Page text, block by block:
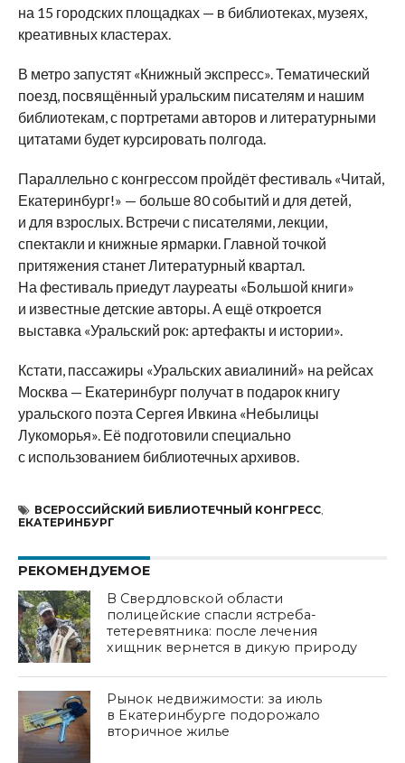
на 15 городских площадках — в библиотеках, музеях,
креативных кластерах.
В метро запустят «Книжный экспресс». Тематический
поезд, посвящённый уральским писателям и нашим
библиотекам, с портретами авторов и литературными
цитатами будет курсировать полгода.
Параллельно с конгрессом пройдёт фестиваль «Читай,
Екатеринбург!» — больше 80 событий и для детей,
и для взрослых. Встречи с писателями, лекции,
спектакли и книжные ярмарки. Главной точкой
притяжения станет Литературный квартал.
На фестиваль приедут лауреаты «Большой книги»
и известные детские авторы. А ещё откроется
выставка «Уральский рок: артефакты и истории».
Кстати, пассажиры «Уральских авиалиний» на рейсах
Москва — Екатеринбург получат в подарок книгу
уральского поэта Сергея Ивкина «Небылицы
Лукоморья». Её подготовили специально
с использованием библиотечных архивов.
ВСЕРОССИЙСКИЙ БИБЛИОТЕЧНЫЙ КОНГРЕСС,
ЕКАТЕРИНБУРГ
РЕКОМЕНДУЕМОЕ
В Свердловской области
полицейские спасли ястреба-
тетеревятника: после лечения
хищник вернется в дикую природу
Рынок недвижимости: за июль
в Екатеринбурге подорожало
вторичное жилье